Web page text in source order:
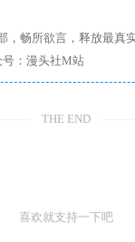
，畅所欲言，释放最真
信公众号：漫头社M站
THE END
喜欢就支持一下吧